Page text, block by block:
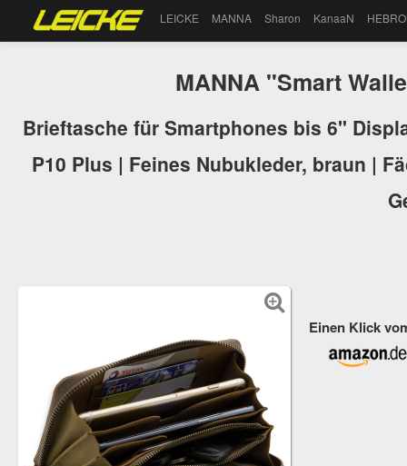
LEICKE MANNA Sharon KanaaN
MANNA "Smart
Brieftasche für Smartphones bis 6"
P10 Plus | Feines Nubukleder, braun |
Einen Klick